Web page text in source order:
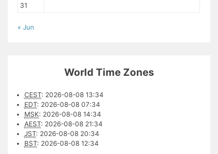
31
« Jun
World Time Zones
CEST: 2026-08-08 13:34
EDT: 2026-08-08 07:34
MSK: 2026-08-08 14:34
AEST: 2026-08-08 21:34
JST: 2026-08-08 20:34
BST: 2026-08-08 12:34